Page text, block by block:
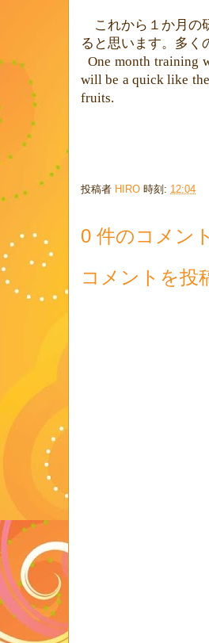
これから１か月の
ると思います。多く
One month training
will be a quick like
fruits.
投稿者 HIRO 時刻: 12:04
0 件のコメン
コメントを投